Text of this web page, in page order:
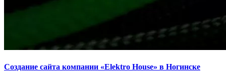
Создание сайта компании «Elektro House» в Ногинске